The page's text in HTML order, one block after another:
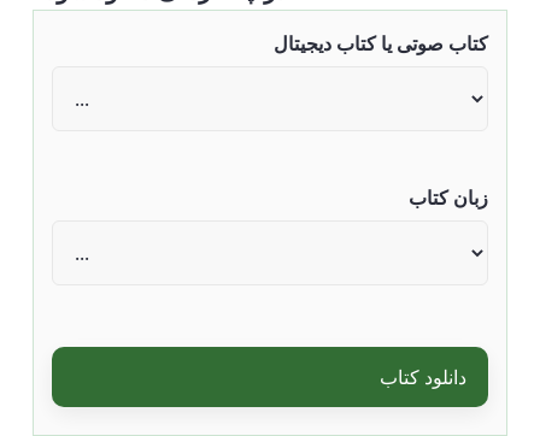
کتاب صوتی یا کتاب دیجیتال
زبان کتاب
دانلود کتاب